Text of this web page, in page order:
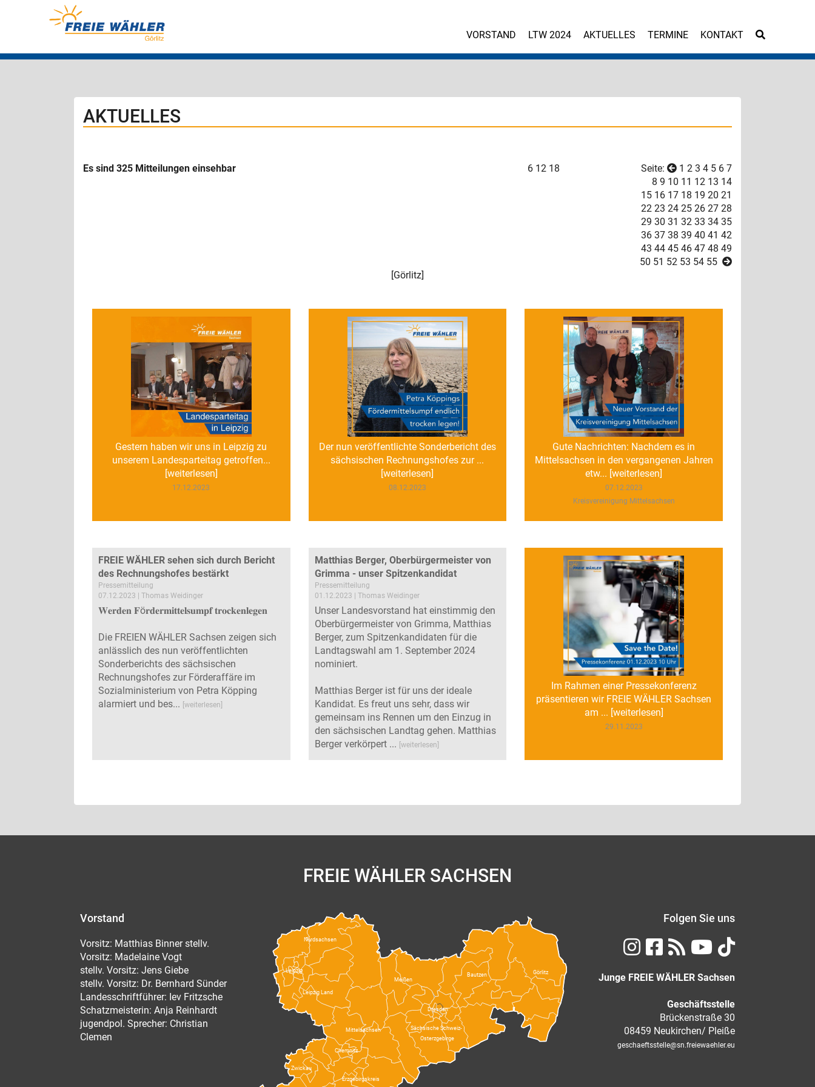
VORSTAND LTW 2024 AKTUELLES TERMINE KONTAKT
AKTUELLES
Es sind 325 Mitteilungen einsehbar 6 12 18 Seite: 1 2 3 4 5 6 7
8 9 10 11 12 13 14
15 16 17 18 19 20 21
22 23 24 25 26 27 28
29 30 31 32 33 34 35
36 37 38 39 40 41 42
43 44 45 46 47 48 49
50 51 52 53 54 55
[Görlitz]
Gestern haben wir uns in Leipzig zu
unserem Landesparteitag getroffen...
[weiterlesen]
17.12.2023
Der nun veröffentlichte Sonderbericht des
sächsischen Rechnungshofes zur ...
[weiterlesen]
08.12.2023
Gute Nachrichten: Nachdem es in
Mittelsachsen in den vergangenen Jahren
etw... [weiterlesen]
07.12.2023
Kreisvereinigung Mittelsachsen
FREIE WÄHLER sehen sich durch Bericht
des Rechnungshofes bestärkt
Pressemitteilung
07.12.2023 | Thomas Weidinger
𝐖𝐞𝐫𝐝𝐞𝐧 𝐅ö𝐫𝐝𝐞𝐫𝐦𝐢𝐭𝐭𝐞𝐥𝐬𝐮𝐦𝐩𝐟 𝐭𝐫𝐨𝐜𝐤𝐞𝐧𝐥𝐞𝐠𝐞𝐧
Die FREIEN WÄHLER Sachsen zeigen sich
anlässlich des nun veröffentlichten
Sonderberichts des sächsischen
Rechnungshofes zur Förderaffäre im
Sozialministerium von Petra Köpping
alarmiert und bes... [weiterlesen]
Matthias Berger, Oberbürgermeister von
Grimma - unser Spitzenkandidat
Pressemitteilung
01.12.2023 | Thomas Weidinger
Unser Landesvorstand hat einstimmig den
Oberbürgermeister von Grimma, Matthias
Berger, zum Spitzenkandidaten für die
Landtagswahl am 1. September 2024
nominiert.
Matthias Berger ist für uns der ideale
Kandidat. Es freut uns sehr, dass wir
gemeinsam ins Rennen um den Einzug in
den sächsischen Landtag gehen. Matthias
Berger verkörpert ... [weiterlesen]
Im Rahmen einer Pressekonferenz
präsentieren wir FREIE WÄHLER Sachsen
am ... [weiterlesen]
29.11.2023
FREIE WÄHLER SACHSEN
Vorstand
Vorsitz: Matthias Binner stellv.
Vorsitz: Madelaine Vogt
stellv. Vorsitz: Jens Giebe
stellv. Vorsitz: Dr. Bernhard Sünder
Landesschriftführer: Iev Fritzsche
Schatzmeisterin: Anja Reinhardt
jugendpol. Sprecher: Christian
Clemen
Bautzen Görlitz
Leipzig
Leipzig Land
Meißen
Erzgebirgskreis
Mittelsachsen
Nordsachsen
Osterzgebirge
Sächsische Schweiz-
Zwickau
Dresden
Chemnitz
Folgen Sie uns
Junge FREIE WÄHLER Sachsen
Geschäftsstelle
Brückenstraße 30
08459 Neukirchen/ Pleiße
geschaeftsstelle@sn.freiewaehler.eu